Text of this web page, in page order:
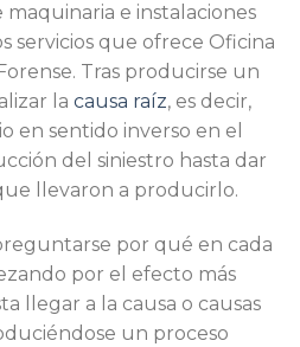
e instalaciones
servicios que ofrece Oficina
Tras producirse un
la causa raíz, es decir,
en sentido inverso en el
del siniestro hasta dar
llevaron a producirlo.
por qué en cada
por el efecto más
llegar a la causa o causas
un proceso